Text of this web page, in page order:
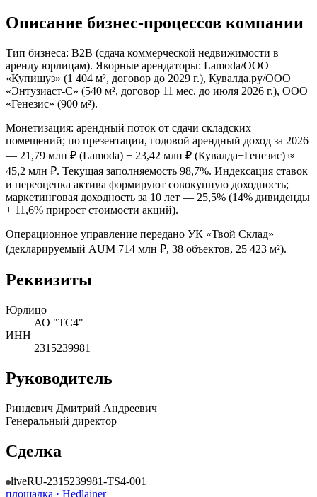
Описание бизнес-процессов компании
Тип бизнеса: B2B (сдача коммерческой недвижимости в
аренду юрлицам). Якорные арендаторы: Lamoda/ООО
«Купишуз» (1 404 м², договор до 2029 г.), Кувалда.ру/ООО
«Энтузиаст-С» (540 м², договор 11 мес. до июля 2026 г.), ООО
«Генезис» (900 м²).
Монетизация: арендный поток от сдачи складских
помещений; по презентации, годовой арендный доход за 2026
— 21,79 млн ₽ (Lamoda) + 23,42 млн ₽ (Кувалда+Генезис) ≈
45,2 млн ₽. Текущая заполняемость 98,7%. Индексация ставок
и переоценка актива формируют совокупную доходность;
маркетинговая доходность за 10 лет — 25,5% (14% дивиденды
+ 11,6% прирост стоимости акций).
Операционное управление передано УК «Твой Склад»
(декларируемый AUM 714 млн ₽, 38 объектов, 25 423 м²).
Реквизиты
Юрлицо
АО "ТС4"
ИНН
2315239981
Руководитель
Риндевич Дмитрий Андреевич
Генеральный директор
Сделка
liveRU-2315239981-TS4-001
площадка · Hedlainer